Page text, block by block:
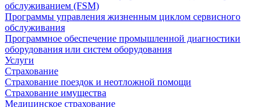
обслуживанием (FSM)
Программы управления жизненным циклом сервисного
обслуживания
Программное обеспечение промышленной диагностики
оборудования или систем оборудования
Услуги
Страхование
Страхование поездок и неотложной помощи
Страхование имущества
Медицинское страхование